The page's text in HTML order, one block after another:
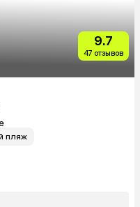
9.7
47 отзывов
пляж